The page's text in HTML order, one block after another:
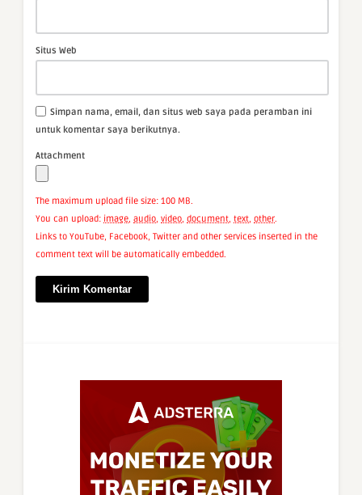
Situs Web
Simpan nama, email, dan situs web saya pada peramban ini
untuk komentar saya berikutnya.
Attachment
The maximum upload file size: 100 MB.
You can upload: image, audio, video, document, text, other.
Links to YouTube, Facebook, Twitter and other services inserted in the
comment text will be automatically embedded.